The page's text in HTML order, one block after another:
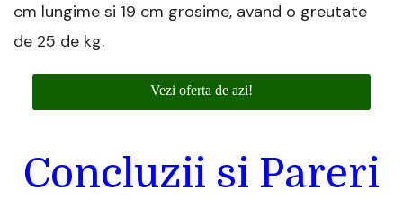
cm lungime si 19 cm grosime, avand o greutate
de 25 de kg.
Vezi oferta de azi!
Concluzii si Pareri